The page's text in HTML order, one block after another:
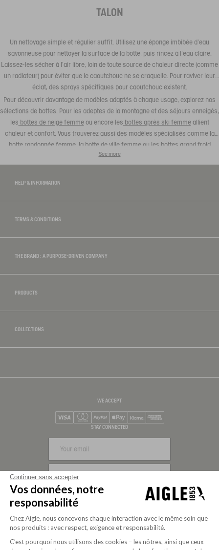
TALON
Un nettoyage simple et régulier suffit. Utilisez une éponge imbibée d'eau
savonneuse pour nettoyer la surface de la botte, puis rincez à l'eau claire.
Laissez-les sécher à l'air libre, loin de toute source de chaleur directe (comme
un radiateur) pour éviter que le caoutchouc ne se craquelle. Pour raviver leur
éclat, des sprays spécifiques pour caoutchouc existent.
Pour découvrir davantage de modèles adaptés à chaque usage, explorez nos
sélections de bottes. Pour les adeptes de la montagne et des séjours enneigés,
les bottes de neige femmeou encore les bottes après ski femmeallient
chaleur et confort. Vous trouverez aussi des modèles spécialisés comme la
botte randonnée femme, labotte de ville femmeou les bottes grand froid
. Quelle que soit la saison ou l’occasion, chaque paire révèle un
See more
HELP & INFORMATION
TERMS & CONDITIONS
THE BRAND : A PURPOSE-DRIVEN COMPANY
PRODUCTS
COLLECTIONS
WE ACCEPT
Mastercard
PayPalApple Pay
STAY CONNECTED
Continuer sans accepter
Vos données, notre
responsabilité
Chez Aigle, nous concevons chaque interaction avec le même soin que
nos produits : avec respect, exigence et responsabilité.
C’est pourquoi nous utilisons des cookies – les nôtres, ainsi que ceux